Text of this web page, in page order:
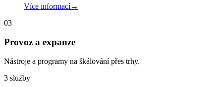
Více informací→
03
Provoz a expanze
Nástroje a programy na škálování přes trhy.
3 služby